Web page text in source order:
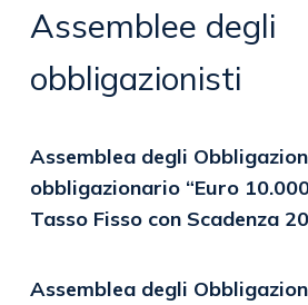
Assemblee degli
obbligazionisti
Assemblea degli
obbligazionario “Euro
Tasso Fisso con Scadenza
Assemblea degli